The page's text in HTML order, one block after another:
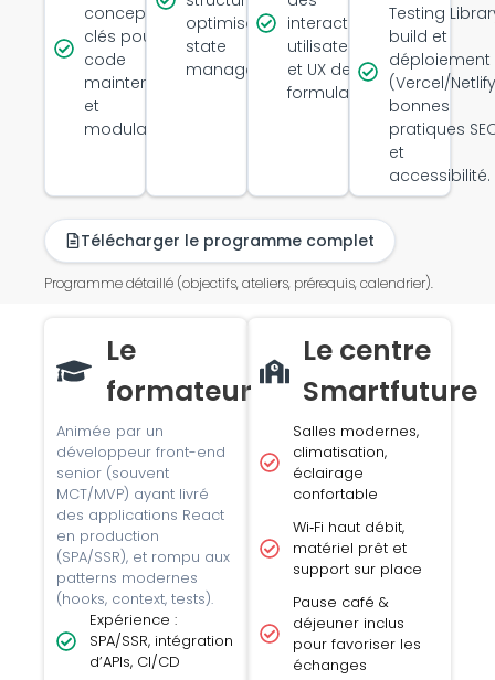
concepts
clés pour un
code
maintenable
et
modulable.
optimiser le
state
management.
interactions
utilisateur
et UX des
formulaires.
Testing
build et
déploiement
(Vercel/
bonnes
pratiques
et
accessibilité.
Télécharger le programme complet
Programme détaillé (objectifs, ateliers, prérequis, calendrier).
Le
formateur
Animée par un
développeur front-end
senior (souvent
MCT/MVP) ayant livré
des applications React
en production
(SPA/SSR), et rompu aux
patterns modernes
(hooks, context, tests).
Expérience :
SPA/SSR, intégration
d’APIs, CI/CD
Le centre
Smartfuture
Salles modernes,
climatisation,
éclairage
confortable
Wi‑Fi haut débit,
matériel prêt et
support sur place
Pause café &
déjeuner inclus
pour favoriser les
échanges